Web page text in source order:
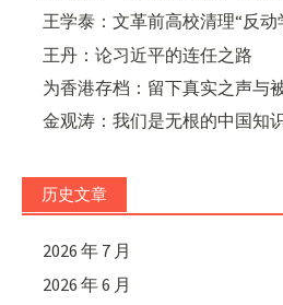
王学泰：文革前高校清理“反动
王丹：论习近平的连任之路
为香港存档：留下真实之声与
金观涛：我们是无根的中国知
历史文章
2026 年 7 月
2026 年 6 月